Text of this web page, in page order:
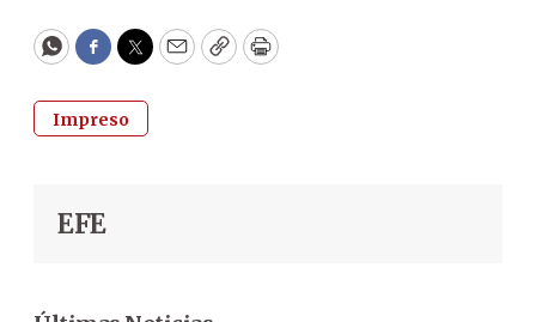
WhatsApp
Facebook
Twitter
EmailCopyPrint
Impreso
EFE